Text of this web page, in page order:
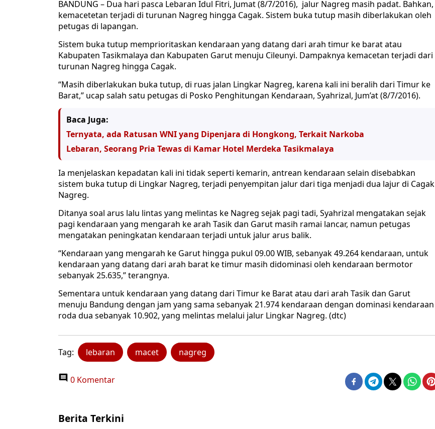
BANDUNG – Dua hari pasca Lebaran Idul Fitri, Jumat (8/7/2016), jalur Nagreg masih padat. Bahkan,
kemacetetan terjadi di turunan Nagreg hingga Cagak. Sistem buka tutup masih diberlakukan oleh
petugas di lapangan.
Sistem buka tutup memprioritaskan kendaraan yang datang dari arah timur ke barat atau
Kabupaten Tasikmalaya dan Kabupaten Garut menuju Cileunyi. Dampaknya kemacetan terjadi dari
turunan Nagreg hingga Cagak.
“Masih diberlakukan buka tutup, di ruas jalan Lingkar Nagreg, karena kali ini beralih dari Timur ke
Barat,” ucap salah satu petugas di Posko Penghitungan Kendaraan, Syahrizal, Jum’at (8/7/2016).
Baca Juga:
Ternyata, ada Ratusan WNI yang Dipenjara di Hongkong, Terkait Narkoba
Lebaran, Seorang Pria Tewas di Kamar Hotel Merdeka Tasikmalaya
Ia menjelaskan kepadatan kali ini tidak seperti kemarin, antrean kendaraan selain disebabkan
sistem buka tutup di Lingkar Nagreg, terjadi penyempitan jalur dari tiga menjadi dua lajur di Cagak
Nagreg.
Ditanya soal arus lalu lintas yang melintas ke Nagreg sejak pagi tadi, Syahrizal mengatakan sejak
pagi kendaraan yang mengarah ke arah Tasik dan Garut masih ramai lancar, namun petugas
mengatakan peningkatan kendaraan terjadi untuk jalur arus balik.
“Kendaraan yang mengarah ke Garut hingga pukul 09.00 WIB, sebanyak 49.264 kendaraan, untuk
kendaraan yang datang dari arah barat ke timur masih didominasi oleh kendaraan bermotor
sebanyak 25.635,” terangnya.
Sementara untuk kendaraan yang datang dari Timur ke Barat atau dari arah Tasik dan Garut
menuju Bandung dengan jam yang sama sebanyak 21.974 kendaraan dengan dominasi kendaraan
roda dua sebanyak 10.902, yang melintas melalui jalur Lingkar Nagreg. (dtc)
Tag: lebaran macet nagreg
0 Komentar
Berita Terkini